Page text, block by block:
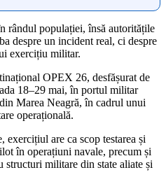
rândul populației, însă autoritățile
despre un incident real, ci despre
exercițiu militar.
OPEX 26, desfășurat de
18–29 mai, în portul militar
Marea Neagră, în cadrul unui
operațională.
are ca scop testarea și
în operațiuni navale, precum și
militare din state aliate și